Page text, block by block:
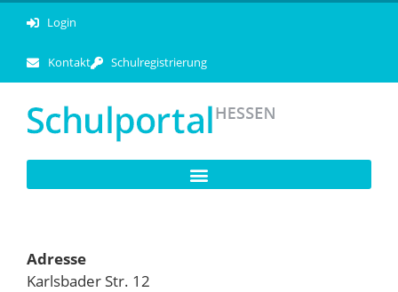
Login
Kontakt Schulregistrierung
Adresse
Karlsbader Str. 12